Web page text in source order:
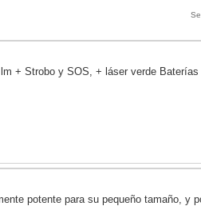
+ Strobo y SOS, + láser verde
potente para su pequeño tamaño, y